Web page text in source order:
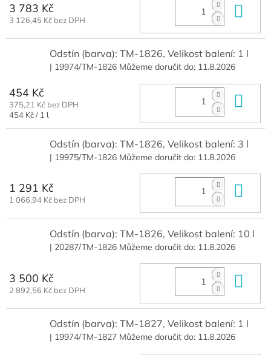
3 783 Kč
3 126,45 Kč bez DPH
Odstín (barva): TM-1826, Velikost balení: 1 l
| 19974/TM-1826 Můžeme doručit do: 11.8.2026
454 Kč
375,21 Kč bez DPH
Měrná
454 Kč / 1 l
Odstín (barva): TM-1826, Velikost balení: 3 l
| 19975/TM-1826 Můžeme doručit do: 11.8.2026
1 291 Kč
1 066,94 Kč bez DPH
Odstín (barva): TM-1826, Velikost balení: 10 l
| 20287/TM-1826 Můžeme doručit do: 11.8.2026
3 500 Kč
2 892,56 Kč bez DPH
Odstín (barva): TM-1827, Velikost balení: 1 l
| 19974/TM-1827 Můžeme doručit do: 11.8.2026